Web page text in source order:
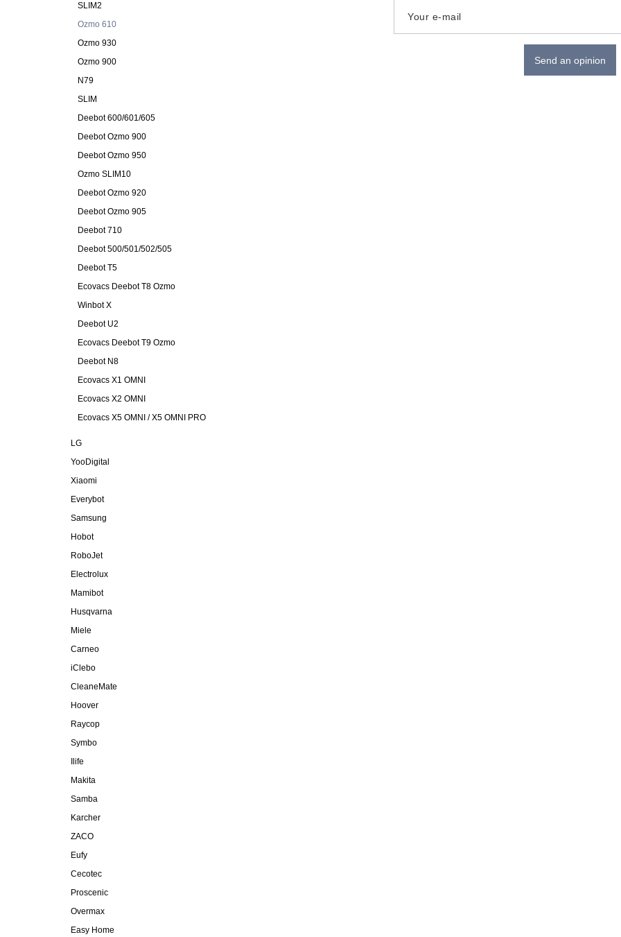
SLIM2
Ozmo 610
Ozmo 930
Ozmo 900
N79
SLIM
Deebot 600/601/605
Deebot Ozmo 900
Deebot Ozmo 950
Ozmo SLIM10
Deebot Ozmo 920
Deebot Ozmo 905
Deebot 710
Deebot 500/501/502/505
Deebot T5
Ecovacs Deebot T8 Ozmo
Winbot X
Deebot U2
Ecovacs Deebot T9 Ozmo
Deebot N8
Ecovacs X1 OMNI
Ecovacs X2 OMNI
Ecovacs X5 OMNI / X5 OMNI PRO
LG
YooDigital
Xiaomi
Everybot
Samsung
Hobot
RoboJet
Electrolux
Mamibot
Husqvarna
Miele
Carneo
iClebo
CleaneMate
Hoover
Raycop
Symbo
Ilife
Makita
Samba
Karcher
ZACO
Eufy
Cecotec
Proscenic
Overmax
Easy Home
Your e-mail
Send an opinion